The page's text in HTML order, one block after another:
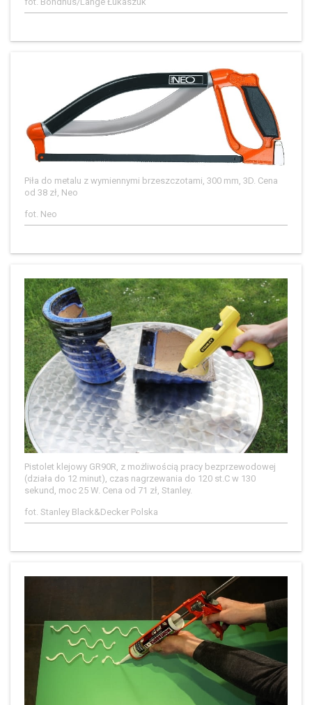
Piła do metalu z wymiennymi brzeszczotami, 300 mm, 3D. Cena
od 38 zł, Neo
fot. Neo
Pistolet klejowy GR90R, z możliwością pracy bezprzewodowej
(działa do 12 minut), czas nagrzewania do 120 st.C w 130
sekund, moc 25 W. Cena od 71 zł, Stanley.
fot. Stanley Black&Decker Polska